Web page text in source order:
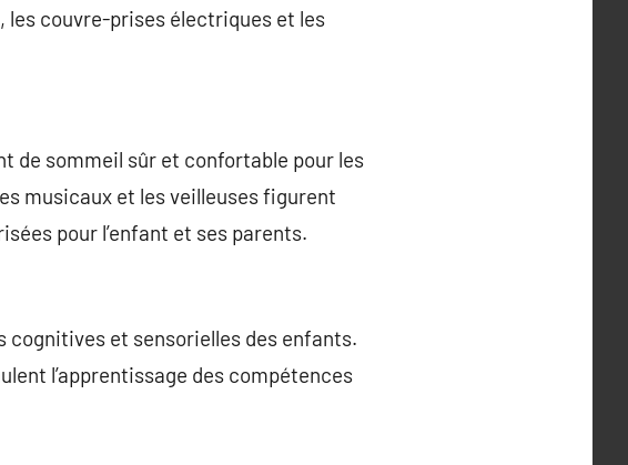
couvre-prises électriques et les
de sommeil sûr et confortable pour les
musicaux et les veilleuses figurent
pour l’enfant et ses parents.
et sensorielles des enfants.
l’apprentissage des compétences